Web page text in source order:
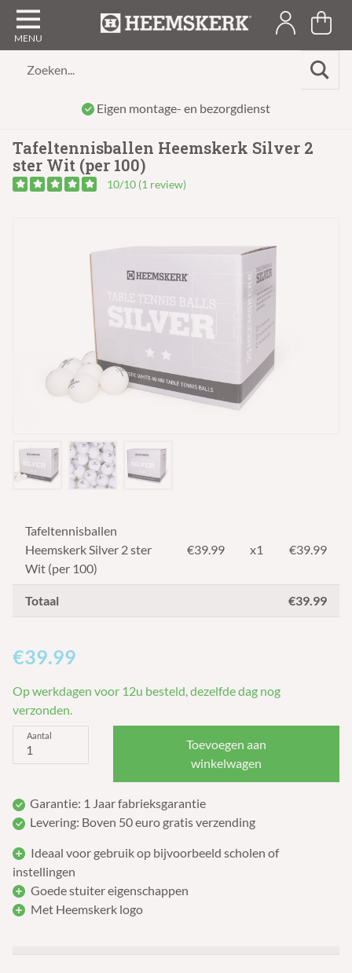
Zoeken...
Eigen montage- en bezorgdienst
Tafeltennisballen Heemskerk Silver 2
ster Wit (per 100)
10/10 (1 review)
Tafeltennisballen
Heemskerk Silver 2 ster
Wit (per 100)
€39.99 x1 €39.99
Totaal €39.99
€39.99
Op werkdagen voor 12u besteld, dezelfde dag nog
verzonden.
Aantal
Toevoegen aan
winkelwagen
Garantie: 1 Jaar fabrieksgarantie
Levering: Boven 50 euro gratis verzending
Ideaal voor gebruik op bijvoorbeeld scholen of
instellingen
Goede stuiter eigenschappen
Met Heemskerk logo